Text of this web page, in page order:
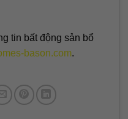
tin bất động sản bổ
bason.com.